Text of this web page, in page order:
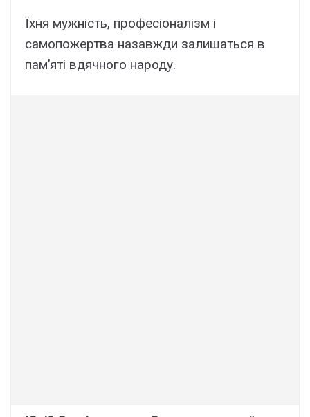
Їхня мужність, професіоналізм і
самопожертва назавжди залишаться в
пам’яті вдячного народу.